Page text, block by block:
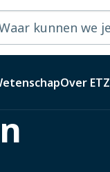
Over ETZ